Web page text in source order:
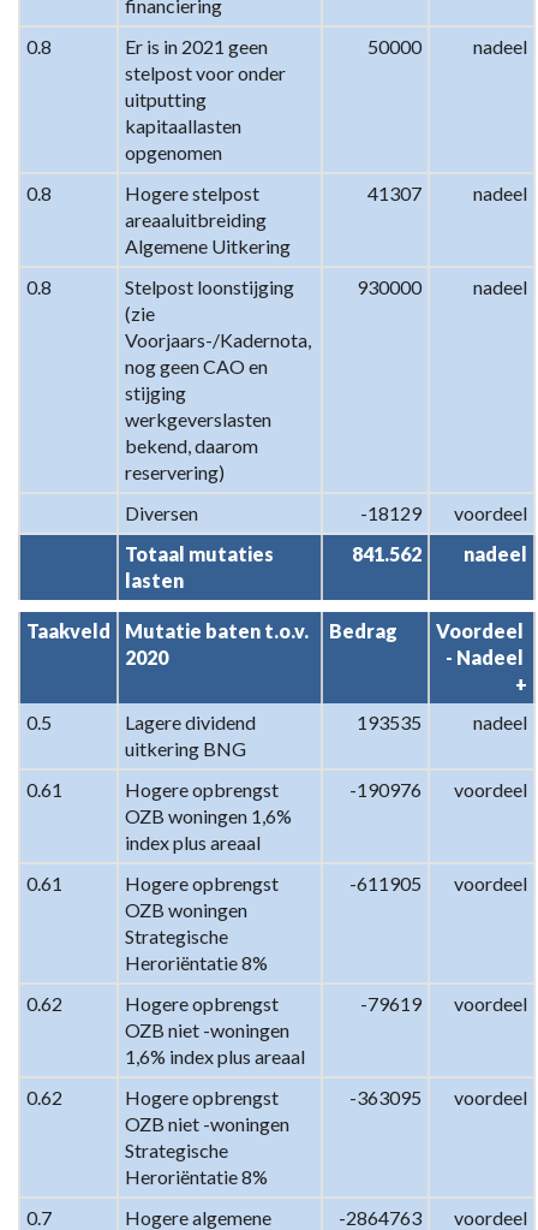
financiering
0.8
Er is in 2021 geen
stelpost voor onder
uitputting
kapitaallasten
opgenomen
50000 nadeel
0.8
Hogere stelpost
areaaluitbreiding
Algemene Uitkering
41307 nadeel
0.8
Stelpost loonstijging
(zie
Voorjaars-/Kadernota,
nog geen CAO en
stijging
werkgeverslasten
bekend, daarom
reservering)
930000 nadeel
Diversen -18129
voordeel
Totaal mutaties
lasten
841.562 nadeel
Taakveld
Mutatie baten t.o.v.
2020
Bedrag
Voordeel
- Nadeel
+
0.5
Lagere dividend
uitkering BNG
193535 nadeel
0.61
Hogere opbrengst
OZB woningen 1,6%
index plus areaal
-190976 voordeel
0.61
Hogere opbrengst
OZB woningen
Strategische
Heroriëntatie 8%
-611905 voordeel
0.62
Hogere opbrengst
OZB niet -woningen
1,6% index plus areaal
-79619 voordeel
0.62
Hogere opbrengst
OZB niet -woningen
Strategische
Heroriëntatie 8%
-363095 voordeel
0.7
Hogere algemene
-2864763 voordeel